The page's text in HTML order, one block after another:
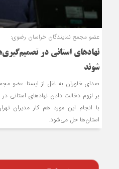
عضو مجمع نمایندگان خراسان رضوی:
نهادهای استانی در
شوند
صدای خاوران به نقل از ایسنا: عضو
بر لزوم دخالت دادن نهادهای استانی
با انجام این مورد هم کار مدیران
استان‌ها حل می‌شود.